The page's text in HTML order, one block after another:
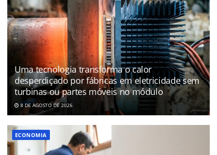
Uma tecnologia transforma o calor
desperdiçado por fábricas em eletricidade sem
turbinas ou partes móveis no módulo
8 DE AGOSTO DE 2026
ECONOMIA